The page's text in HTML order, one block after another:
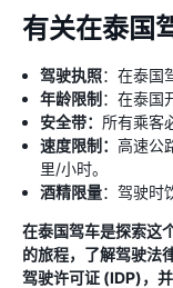
有关在泰国
驾驶执照：在泰国
年龄限制 ：在泰国
安全带： 所有乘客
速度限制： 高速公
里/小时。
酒精限量：驾驶时
在泰国驾车是探索这
的旅程，了解驾驶法
驾驶许可证 (IDP)，